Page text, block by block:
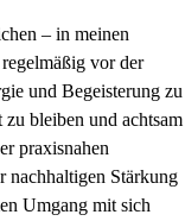
– in meinen
vor der
und Begeisterung zu
bleiben und achtsam
praxisnahen
nachhaltigen Stärkung
Umgang mit sich